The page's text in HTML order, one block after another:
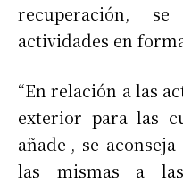
recuperación,
actividades en
“En relación a las
exterior para las
añade-, se
las mismas a